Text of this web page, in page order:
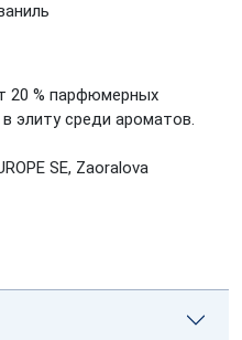
20 % парфюмерных
элиту среди ароматов.
SE, Zaoralova